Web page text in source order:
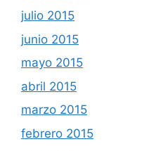
julio 2015
junio 2015
mayo 2015
abril 2015
marzo 2015
febrero 2015